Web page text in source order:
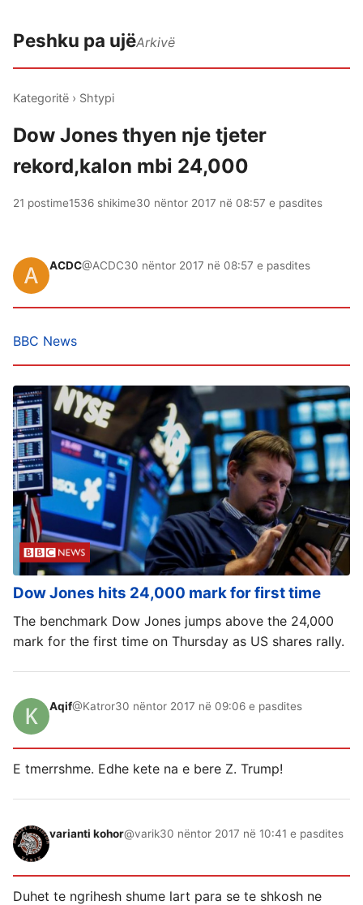
Peshku pa ujëArkivë
Kategoritë › Shtypi
Dow Jones thyen nje tjeter
rekord,kalon mbi 24,000
21 postime1536 shikime30 nëntor 2017 në 08:57 e pasdites
ACDC@ACDC30 nëntor 2017 në 08:57 e pasdites
BBC News
Dow Jones hits 24,000 mark for first time
The benchmark Dow Jones jumps above the 24,000
mark for the first time on Thursday as US shares rally.
Aqif@Katror30 nëntor 2017 në 09:06 e pasdites
E tmerrshme. Edhe kete na e bere Z. Trump!
varianti kohor@varik30 nëntor 2017 në 10:41 e pasdites
Duhet te ngrihesh shume lart para se te shkosh ne